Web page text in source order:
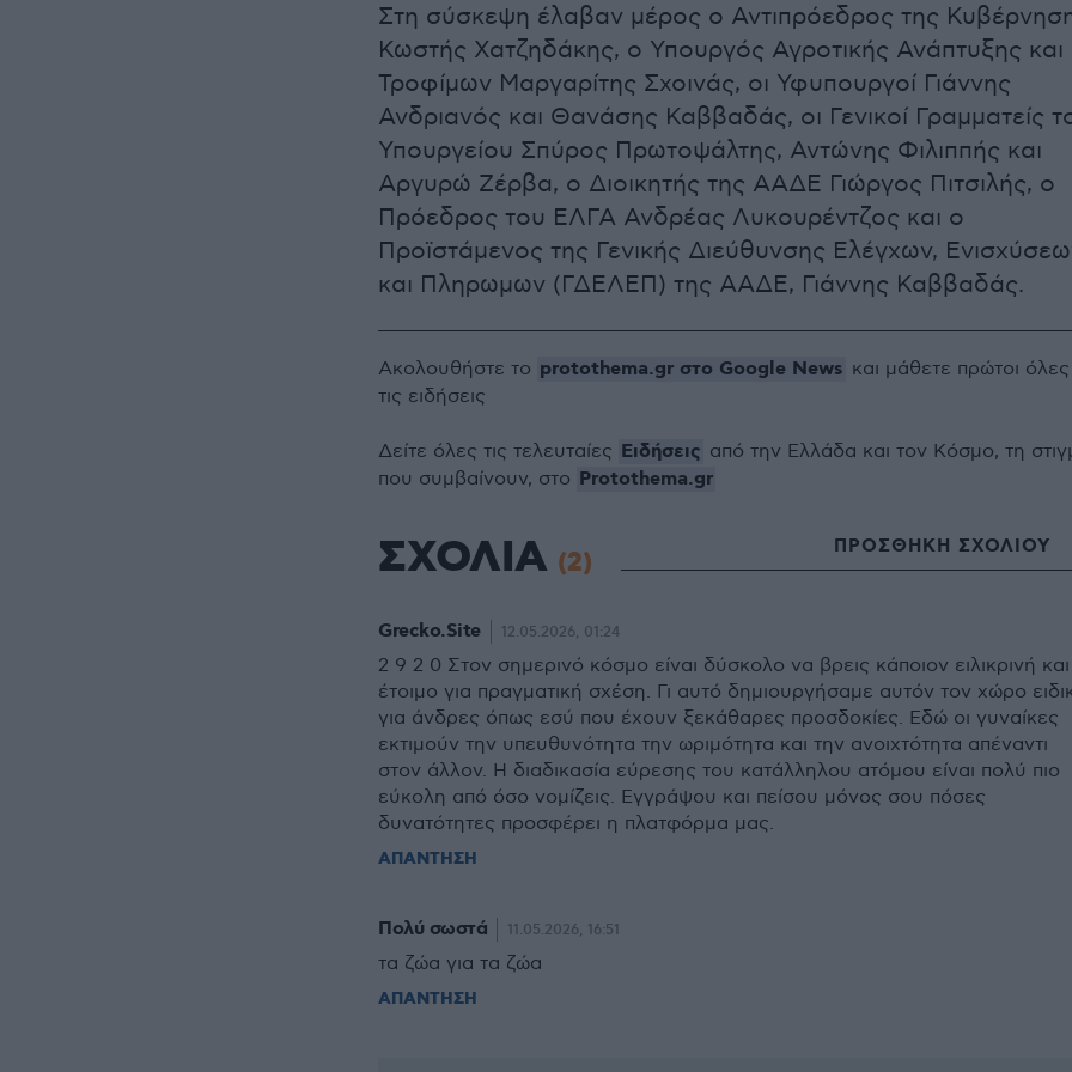
Στη σύσκεψη έλαβαν μέρος ο Αντιπρόεδρος της
Κωστής Χατζηδάκης, ο Υπουργός Αγροτικής Ανάπτυξης και
Τροφίμων Μαργαρίτης Σχοινάς, οι Υφυπουργοί Γιάννης
Ανδριανός και Θανάσης Καββαδάς, οι Γενικοί Γραμματείς
Υπουργείου Σπύρος Πρωτοψάλτης, Αντώνης Φιλιππής και
Αργυρώ Ζέρβα, ο Διοικητής της ΑΑΔΕ Γιώργος Πιτσιλής, ο
Πρόεδρος του ΕΛΓΑ Ανδρέας Λυκουρέντζος και ο
Προϊστάμενος της Γενικής Διεύθυνσης Ελέγχων,
και Πληρωμων (ΓΔΕΛΕΠ) της ΑΑΔΕ, Γιάννης Καββαδάς.
Ακολουθήστε το protothema.gr στο Google News και μάθετε πρώτοι όλες
τις ειδήσεις
Δείτε όλες τις τελευταίες Ειδήσεις από την Ελλάδα και τον Κόσμο, τη
που συμβαίνουν, στο Protothema.gr
ΣΧΟΛΙΑ (2) ΠΡΟΣΘΗΚΗ ΣΧΟΛΙΟΥ
Grecko.Site 12.05.2026, 01:24
2 9 2 0 Στον σημερινό κόσμο είναι δύσκολο να βρεις κάποιον ειλικρινή και
έτοιμο για πραγματική σχέση. Γι αυτό δημιουργήσαμε αυτόν τον χώρο
για άνδρες όπως εσύ που έχουν ξεκάθαρες προσδοκίες. Εδώ οι γυναίκες
εκτιμούν την υπευθυνότητα την ωριμότητα και την ανοιχτότητα απέναντι
στον άλλον. Η διαδικασία εύρεσης του κατάλληλου ατόμου είναι πολύ πιο
εύκολη από όσο νομίζεις. Εγγράψου και πείσου μόνος σου πόσες
δυνατότητες προσφέρει η πλατφόρμα μας.
ΑΠΑΝΤΗΣΗ
Πολύ σωστά 11.05.2026, 16:51
τα ζώα για τα ζώα
ΑΠΑΝΤΗΣΗ